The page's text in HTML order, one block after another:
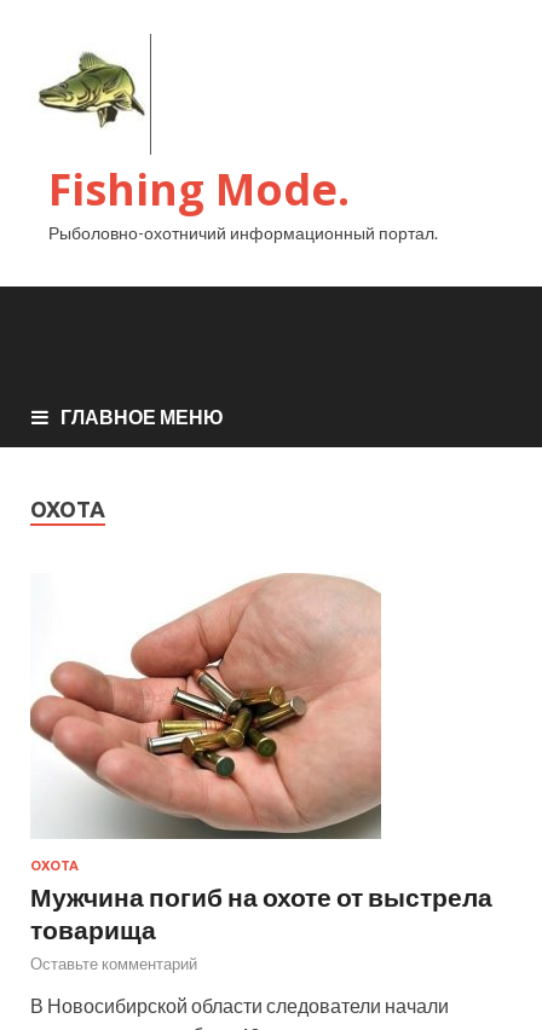
Fishing Mode.
Рыболовно-охотничий информационный портал.
ГЛАВНОЕ МЕНЮ
ОХОТА
ОХОТА
Мужчина погиб на охоте от выстрела
товарища
Оставьте комментарий
В Новосибирской области следователи начали